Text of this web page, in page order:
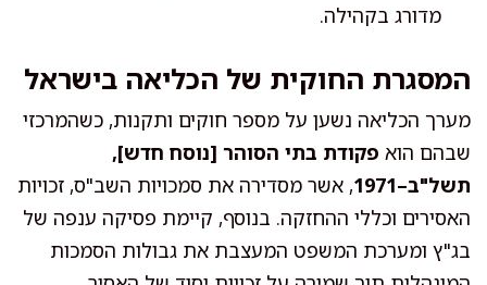
מדורג בקהילה.
המסגרת החוקית של הכליאה בישראל
מערך הכליאה נשען על מספר חוקים ותקנות, כשהמרכזי
שבהם הוא פקודת בתי הסוהר [נוסח חדש],
תשל"ב–1971
, אשר מסדירה את סמכויות השב"ס, זכויות
האסירים וכללי ההחזקה. בנוסף, קיימת פסיקה ענפה של
בג"ץ ומערכת המשפט המעצבת את גבולות הסמכות